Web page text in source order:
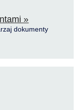
»
dokumenty